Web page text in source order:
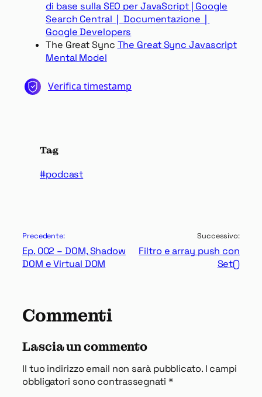
di base sulla SEO per JavaScript | Google
Search Central | Documentazione |
Google Developers
The Great Sync The Great Sync Javascript
Mental Model
Tag
podcast
Precedente:
Ep. 002 – DOM, Shadow
DOM e Virtual DOM
Successivo:
Filtro e array push con
Set()
Commenti
Lascia un commento
Il tuo indirizzo email non sarà pubblicato. I campi
obbligatori sono contrassegnati *